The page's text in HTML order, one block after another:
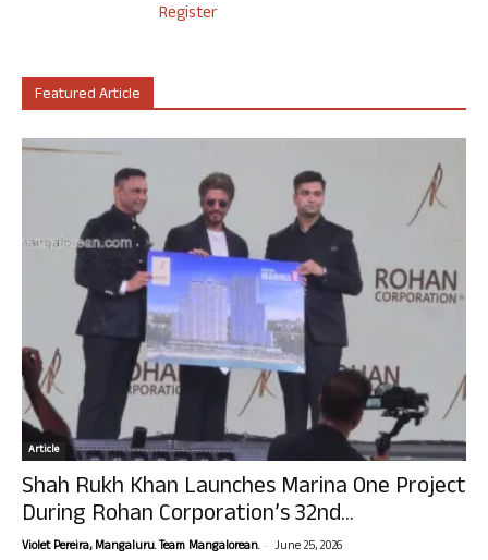
Register
Featured Article
Article
Shah Rukh Khan Launches Marina One Project
During Rohan Corporation’s 32nd...
Violet Pereira, Mangaluru. Team Mangalorean. - June 25, 2026